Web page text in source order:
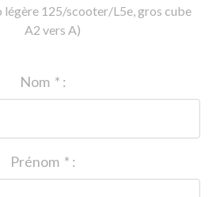
125/scooter/L5e, gros cube
A2 vers A)
* :
* :